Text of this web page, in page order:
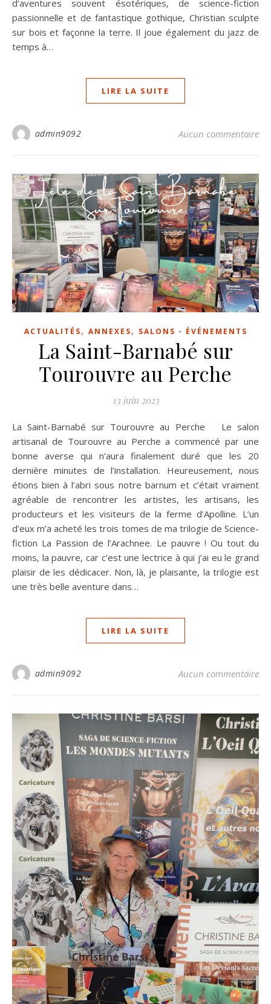
d’aventures souvent ésotériques, de science-fiction
passionnelle et de fantastique gothique, Christian sculpte
sur bois et façonne la terre. Il joue également du jazz de
temps à…
LIRE LA SUITE
admin9092 Aucun commentaire
ACTUALITÉS, ANNEXES, SALONS - ÉVÉNEMENTS
La Saint-Barnabé sur
Tourouvre au Perche
13 juin 2023
La Saint-Barnabé sur Tourouvre au Perche Le salon
artisanal de Tourouvre au Perche a commencé par une
bonne averse qui n’aura finalement duré que les 20
dernière minutes de l’installation. Heureusement, nous
étions bien à l’abri sous notre barnum et c’était vraiment
agréable de rencontrer les artistes, les artisans, les
producteurs et les visiteurs de la ferme d’Apolline. L’un
d’eux m’a acheté les trois tomes de ma trilogie de Science-
fiction La Passion de l’Arachnee. Le pauvre ! Ou tout du
moins, la pauvre, car c’est une lectrice à qui j’ai eu le grand
plaisir de les dédicacer. Non, là, je plaisante, la trilogie est
une très belle aventure dans…
LIRE LA SUITE
admin9092 Aucun commentaire